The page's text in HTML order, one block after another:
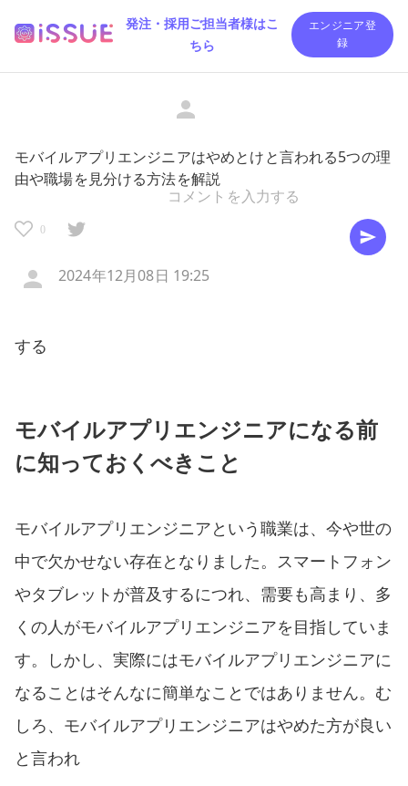
発注・採用ご担当者様はこ
ちら
エンジニア登
録
モバイルアプリエンジニアはやめとけと言われる5つの理
由や職場を見分ける方法を解説
0
2024年12月08日 19:25
する
モバイルアプリエンジニアになる前
に知っておくべきこと
モバイルアプリエンジニアという職業は、今や世の
中で欠かせない存在となりました。スマートフォン
やタブレットが普及するにつれ、需要も高まり、多
くの人がモバイルアプリエンジニアを目指していま
す。しかし、実際にはモバイルアプリエンジニアに
なることはそんなに簡単なことではありません。む
しろ、モバイルアプリエンジニアはやめた方が良い
と言われ